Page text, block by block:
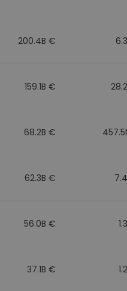
200.4B €
159.1B €
68.2B €
62.3B €
56.0B €
37.1B €